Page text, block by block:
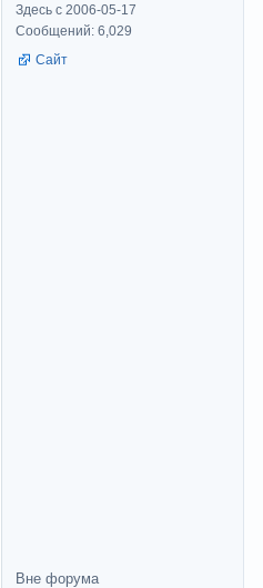
Здесь с 2006-05-17
Сообщений: 6,029
Сайт
Вне форума